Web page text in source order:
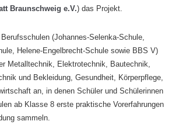
Braunschweig e.V.) das Projekt.
(Johannes-Selenka-Schule,
Helene-Engelbrecht-Schule sowie BBS V)
Metalltechnik, Elektrotechnik, Bautechnik,
und Bekleidung, Gesundheit, Körperpflege,
an, in denen Schüler und Schülerinnen
ab Klasse 8 erste praktische Vorerfahrungen
sammeln.